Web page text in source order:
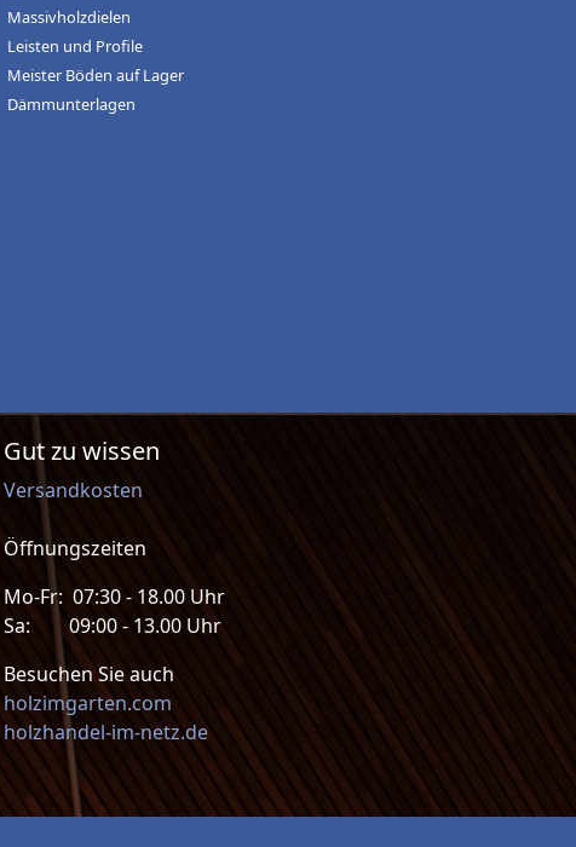
Massivholzdielen
Leisten und Profile
Meister Böden auf Lager
Dämmunterlagen
Gut zu wissen
Versandkosten
Öffnungszeiten
Mo-Fr: 07:30 - 18.00 Uhr
Sa: 09:00 - 13.00 Uhr
Besuchen Sie auch
holzimgarten.com
holzhandel-im-netz.de